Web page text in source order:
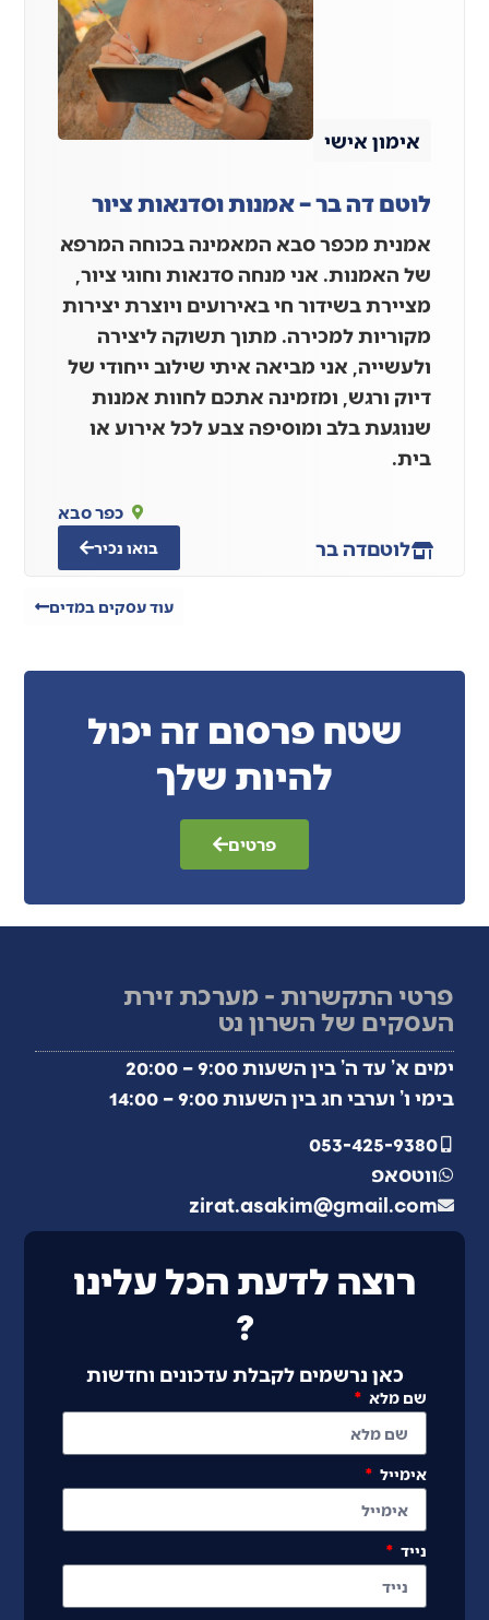
אימון אישי
לוטם דה בר – אמנות וסדנאות ציור
אמנית מכפר סבא המאמינה בכוחה המרפא
של האמנות. אני מנחה סדנאות וחוגי ציור,
מציירת בשידור חי באירועים ויוצרת יצירות
מקוריות למכירה. מתוך תשוקה ליצירה
ולעשייה, אני מביאה איתי שילוב ייחודי של
דיוק ורגש, ומזמינה אתכם לחוות אמנות
שנוגעת בלב ומוסיפה צבע לכל אירוע או
בית.
לוטםדה בר
כפר סבא
בואו נכיר
עוד עסקים במדים
שטח פרסום זה יכול
להיות שלך
פרטים
פרטי התקשרות - מערכת זירת
העסקים של השרון נט
ימים א’ עד ה’ בין השעות 9:00 – 20:00
בימי ו’ וערבי חג בין השעות 9:00 – 14:00
053-425-9380
ווטסאפ
zirat.asakim@gmail.com
רוצה לדעת הכל עלינו
?
כאן נרשמים לקבלת עדכונים וחדשות
שם מלא
אימייל
נייד